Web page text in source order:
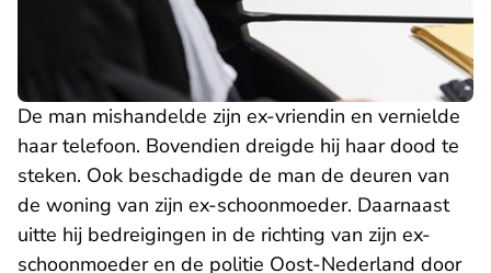
De man mishandelde zijn ex-vriendin en vernielde
haar telefoon. Bovendien dreigde hij haar dood te
steken. Ook beschadigde de man de deuren van
de woning van zijn ex-schoonmoeder. Daarnaast
uitte hij bedreigingen in de richting van zijn ex-
schoonmoeder en de politie Oost-Nederland door